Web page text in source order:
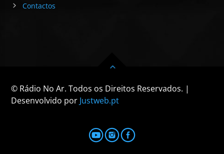
Contactos
© Rádio No Ar. Todos os Direitos Reservados. |
Desenvolvido por Justweb.pt